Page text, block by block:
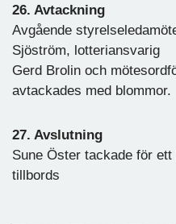
26. Avtackning
Avgående
Sjöström, lotteriansvarig
Gerd Brolin och
avtackades med blommor.
27. Avslutning
Sune Öster tackade för
tillbords